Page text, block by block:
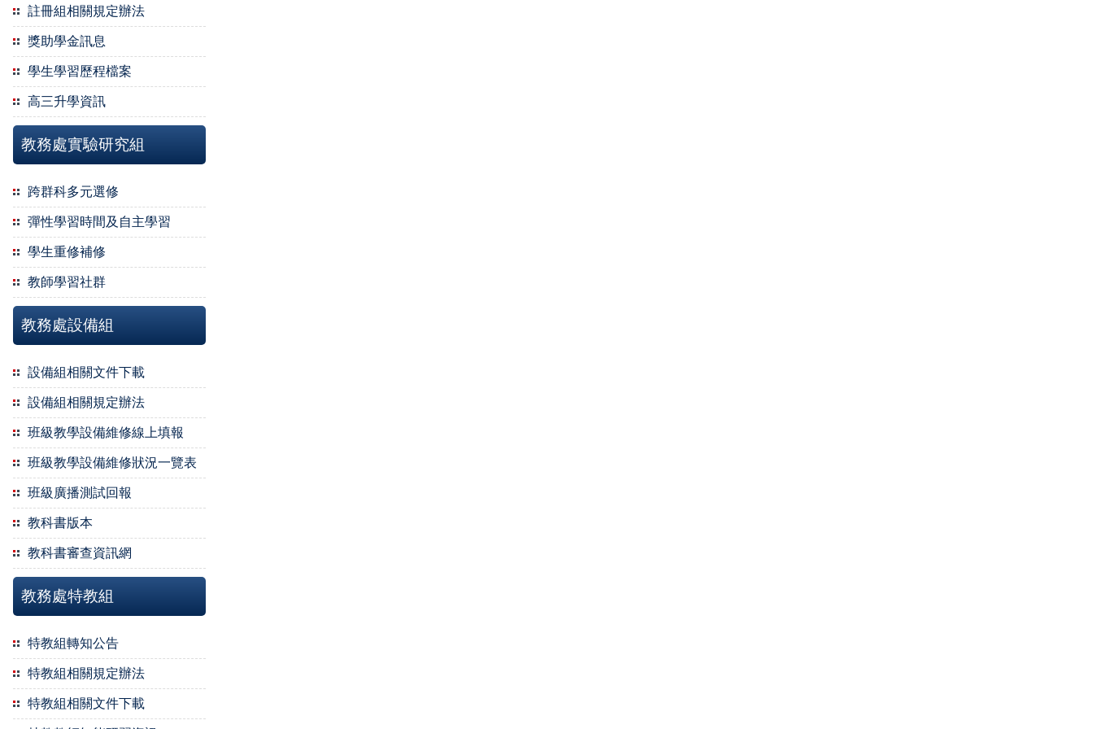
註冊組相關規定辦法
獎助學金訊息
學生學習歷程檔案
高三升學資訊
教務處實驗研究組
跨群科多元選修
彈性學習時間及自主學習
學生重修補修
教師學習社群
教務處設備組
設備組相關文件下載
設備組相關規定辦法
班級教學設備維修線上填報
班級教學設備維修狀況一覽表
班級廣播測試回報
教科書版本
教科書審查資訊網
教務處特教組
特教組轉知公告
特教組相關規定辦法
特教組相關文件下載